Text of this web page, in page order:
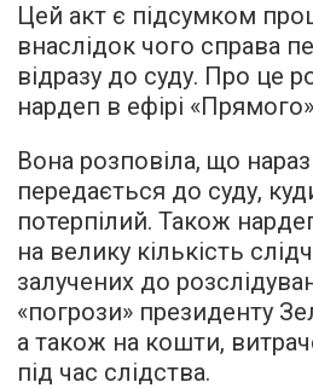
Цей акт є підсумком
внаслідок чого справа
відразу до суду. Про це
нардеп в ефірі
Вона розповіла, що
передається до суду,
потерпілий. Також
на велику кількість
залучених до
«погрози» президенту
а також на кошти,
під час слідства.